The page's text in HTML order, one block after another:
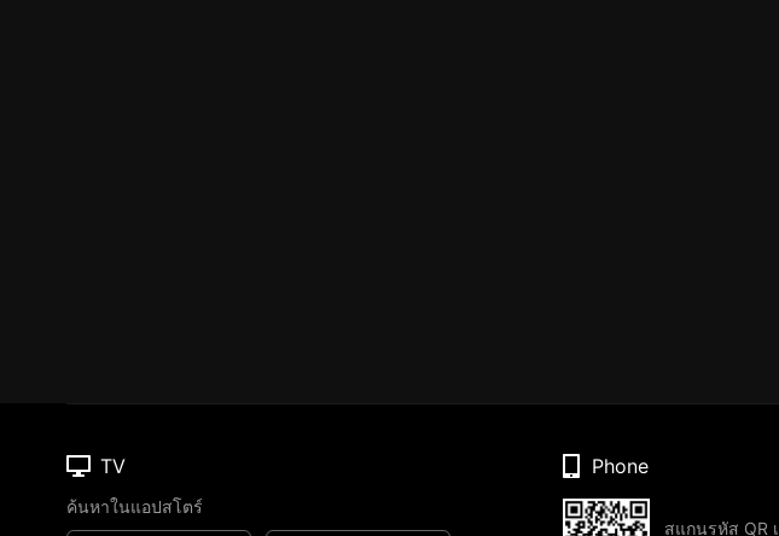
TV
ค้นหาในแอปสโตร์
Phone
สแกนรหัส QR